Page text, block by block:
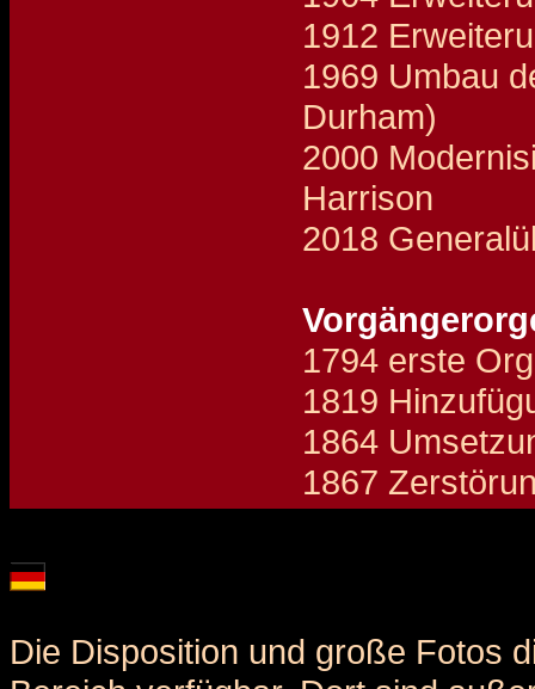
1912
1969 Umbau
Durham)
2000
Harrison
2018
1794 erste
1819
1864
1867
Die Disposition und große Fotos